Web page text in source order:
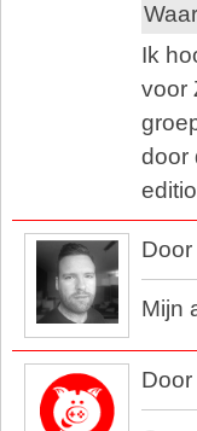
Ik
voor
door
Door
Mijn
Door